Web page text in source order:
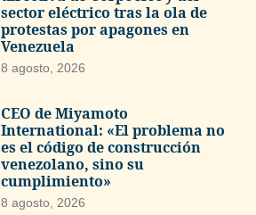
sector eléctrico tras la ola de
protestas por apagones en
Venezuela
8 agosto, 2026
CEO de Miyamoto
International: «El problema no
es el código de construcción
venezolano, sino su
cumplimiento»
8 agosto, 2026